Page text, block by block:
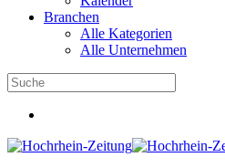
Branchen
Alle Kategorien
Alle Unternehmen